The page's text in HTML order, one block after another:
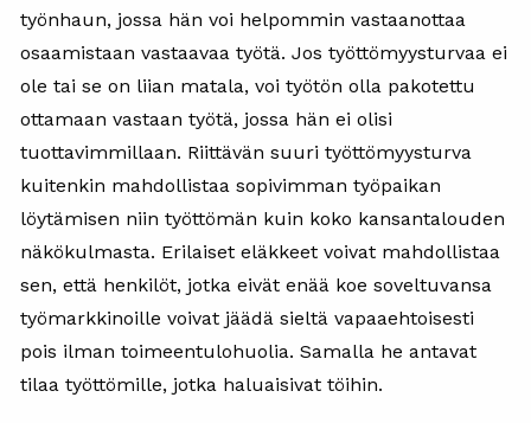
työnhaun, jossa hän voi helpommin vastaanottaa
osaamistaan vastaavaa työtä. Jos työttömyysturvaa ei
ole tai se on liian matala, voi työtön olla pakotettu
ottamaan vastaan työtä, jossa hän ei olisi
tuottavimmillaan. Riittävän suuri työttömyysturva
kuitenkin mahdollistaa sopivimman työpaikan
löytämisen niin työttömän kuin koko kansantalouden
näkökulmasta. Erilaiset eläkkeet voivat mahdollistaa
sen, että henkilöt, jotka eivät enää koe soveltuvansa
työmarkkinoille voivat jäädä sieltä vapaaehtoisesti
pois ilman toimeentulohuolia. Samalla he antavat
tilaa työttömille, jotka haluaisivat töihin.